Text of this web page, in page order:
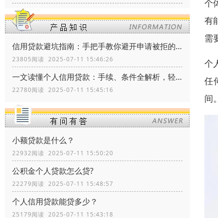
信用贷款避坑指南：手把手教你避开申请被拒的三大雷区
23805阅读 2025-07-11 15:46:26
一文读懂个人信用贷款：手续、条件全解析，轻松搞定资金需求！
22780阅读 2025-07-11 15:45:16
小额贷款是什么？
22932阅读 2025-07-11 15:50:20
公积金个人贷款怎么贷?
22279阅读 2025-07-11 15:48:57
个人信用贷款能贷多少？
25179阅读 2025-07-11 15:43:18
个
有
需
个
任
间